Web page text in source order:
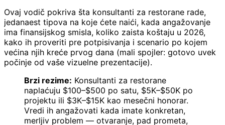
Ovaj vodič pokriva šta konsultanti za restorane rade,
jedanaest tipova na koje ćete naići, kada angažovanje
ima finansijskog smisla, koliko zaista koštaju u 2026,
kako ih proveriti pre potpisivanja i scenario po kojem
većina njih kreće prvog dana (mali spojler: gotovo uvek
počinje od vaše vizuelne prezentacije).
Brzi rezime: Konsultanti za restorane
naplaćuju $100–$500 po satu, $5K–$50K po
projektu ili $3K–$15K kao mesečni honorar.
Vredi ih angažovati kada imate konkretan,
merljiv problem — otvaranje, pad prometa,